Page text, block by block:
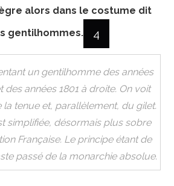
alors dans le costume dit
gentilhommes. 4
un gentilhomme des années
des années 1801 à droite. On voit
tenue et, parallèlement, du gilet.
simplifiée, désormais plus sobre
Française. Le principe étant de
passé de la monarchie absolue.